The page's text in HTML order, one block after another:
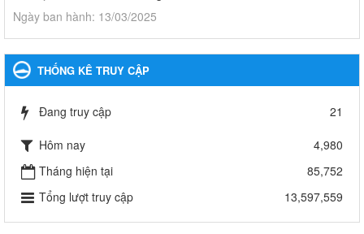
Ngày ban hành: 13/03/2025
Giáo dục và Đào tạo thành phố Bến Cát
Kế hoạch Phổ biến, giáo dục pháp luật năm 2025 của ngành
Ngày ban hành: 28/02/2025
Quyết định công bố thủ tục hành chính bị bãi bỏ trong lĩnh
vực giáo dục đào tạo thuộc hệ giáo dục quốc dân và cơ sở
giáo dục khác thuộc thẩm quyền giải quyết của Sở Giáo dục
và Đào tạo, Ủy ban nhân dân cấp huyện
Quyết định công bố thủ tục hành chính bị bãi bỏ trong lĩnh vực
THỐNG KÊ TRUY CẬP
Đang truy cập 21
Hôm nay
4,980
Tháng hiện tại
85,752
Tổng lượt truy cập
13,597,559